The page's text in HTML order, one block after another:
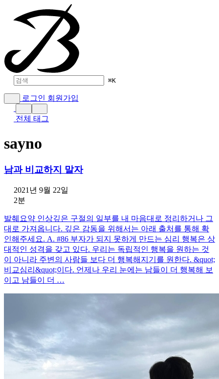
⌘K
로그인 회원가입
전체 태그
sayno
남과 비교하지 말자
2021년 9월 22일
2분
발췌요약 인상깊은 구절의 일부를 내 마음대로 정리하거나 그
대로 가져옵니다. 깊은 감동을 위해서는 아래 출처를 통해 확
인해주세요. A. #86 부자가 되지 못하게 만드는 심리 행복은 상
대적인 성격을 갖고 있다. 우리는 독립적인 행복을 원하는 것
이 아니라 주변의 사람들 보다 더 행복해지기를 원한다. &quot;
비교심리&quot;이다. 언제나 우리 눈에는 남들이 더 행복해 보
이고 남들이 더 …